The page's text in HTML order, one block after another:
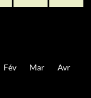
Fév Mar Avr